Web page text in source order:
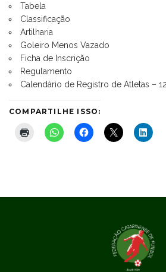
Tabela
Classificação
Artilharia
Goleiro Menos Vazado
Ficha de Inscrição
Regulamento
Calendário de Registro de Atletas –
COMPARTILHE ISSO: